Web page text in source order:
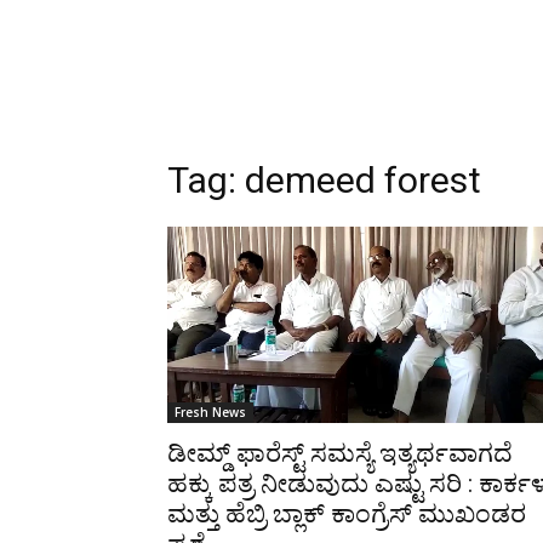
Tag: demeed forest
Fresh News
ಡೀಮ್ಡ್ ಫಾರೆಸ್ಟ್ ಸಮಸ್ಯೆ ಇತ್ಯರ್ಥವಾಗದೆ
ಹಕ್ಕು ಪತ್ರ ನೀಡುವುದು ಎಷ್ಟು ಸರಿ :
ಮತ್ತು ಹೆಬ್ರಿ ಬ್ಲಾಕ್ ಕಾಂಗ್ರೆಸ್ ಮುಖಂಡರ